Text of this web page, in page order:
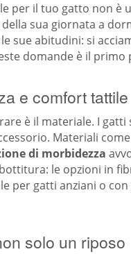
per il tuo gatto non
sua giornata a
sue abitudini: si
domande è il
e comfort tattile
è il materiale. I
Materiali
di morbidezza
le opzioni in
per gatti anziani o
solo un riposo